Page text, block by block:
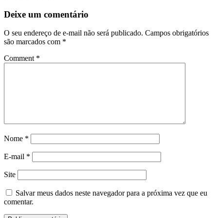
Deixe um comentário
O seu endereço de e-mail não será publicado. Campos obrigatórios
são marcados com *
Comment *
Nome *
E-mail *
Site
Salvar meus dados neste navegador para a próxima vez que eu
comentar.